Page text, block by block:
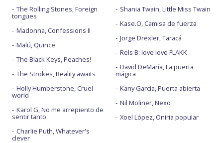
The Rolling Stones, Foreign
tongues
Madonna, Confessions II
Malú, Quince
The Black Keys, Peaches!
The Strokes, Reality awaits
Holly Humberstone, Cruel
world
Karol G, No me arrepiento de
sentir tanto
Charlie Puth, Whatever's
clever
Shania Twain, Little Miss Twain
Kase.O, Camisa de fuerza
Jorge Drexler, Taracá
Rels B: love love FLAKK
David DeMaría, La puerta
mágica
Kany García, Puerta abierta
Nil Moliner, Nexo
Xoel López, Oniria popular